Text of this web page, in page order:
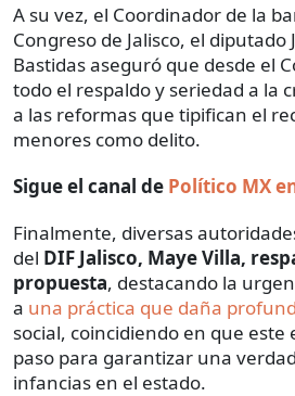
A su vez, el Coordinador de la
Congreso de Jalisco, el diputado
Bastidas aseguró que desde el
todo el respaldo y seriedad a la
a las reformas que tipifican el
menores como delito.
Sigue el canal de Político MX
Finalmente, diversas
del DIF Jalisco, Maye Villa,
propuesta, destacando la
a una práctica que daña
social, coincidiendo en que este
paso para garantizar una
infancias en el estado.